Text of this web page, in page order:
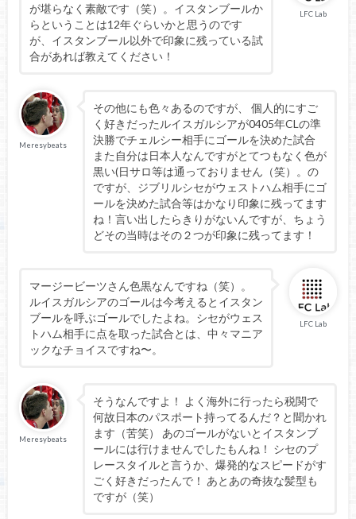
LFC Lab
が堪らなく素敵です（笑）。イスタンブールか
らということは12年ぐらいかと思うのです
が、イスタンブール以外で印象に残っている試
合があれば教えてください！
Meresybeats
その他にも色々あるのですが、 個人的にすご
く好きだったルイスガルシアが0405年CLの準
決勝でチェルシー相手にゴールを決めた試合
また自分は日本人なんですがとてつもなく色が
黒い(日サロ等は通っておりません（笑）。の
ですが、ジブリルシセがウェストハム相手にゴ
ールを決めた試合等はかなり印象に残ってます
ね！言い出したらきりがないんですが、ちょう
どその当時はその２つが印象に残ってます！
LFC Lab
マージービーツさん色黒なんですね（笑）。
ルイスガルシアのゴールは今考えるとイスタン
ブールを呼ぶゴールでしたよね。シセがウェス
トハム相手に点を取った試合とは、中々マニア
ックなチョイスですね〜。
Meresybeats
そうなんですよ！ よく海外に行ったら税関で
何故日本のパスポート持ってるんだ？と聞かれ
ます（苦笑） あのゴールがないとイスタンブ
ールには行けませんでしたもんね！ シセのプ
レースタイルと言うか、爆発的なスピードがす
ごく好きだったんで！ あとあの奇抜な髪型も
ですが（笑）